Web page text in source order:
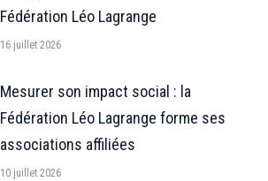
Fédération Léo Lagrange
16 juillet 2026
Mesurer son impact social : la
Fédération Léo Lagrange forme ses
associations affiliées
10 juillet 2026